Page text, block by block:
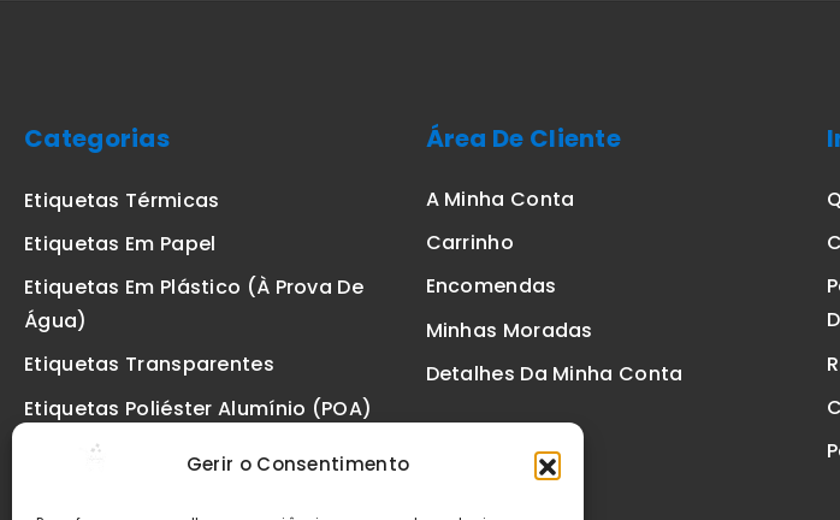
Gerir o Consentimento
Categorias
Etiquetas Térmicas
Etiquetas Em Papel
Etiquetas Em Plástico (à Prova De
Água)
Etiquetas Transparentes
Etiquetas Poliéster Alumínio (POA)
Etiquetas De Segurança VOID
Área De Cliente
A Minha Conta
Carrinho
Encomendas
Minhas Moradas
Detalhes Da Minha Conta